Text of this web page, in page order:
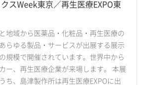
スWeek東京／再生医療EXPO東
地域から医薬品・化粧品・再生医療の
らゆる製品・サービスが出展する展示
規模で開催されています。世界中から
ー、再生医療企業が来場します。 本展
ち、島津製作所は再生医療EXPOに出